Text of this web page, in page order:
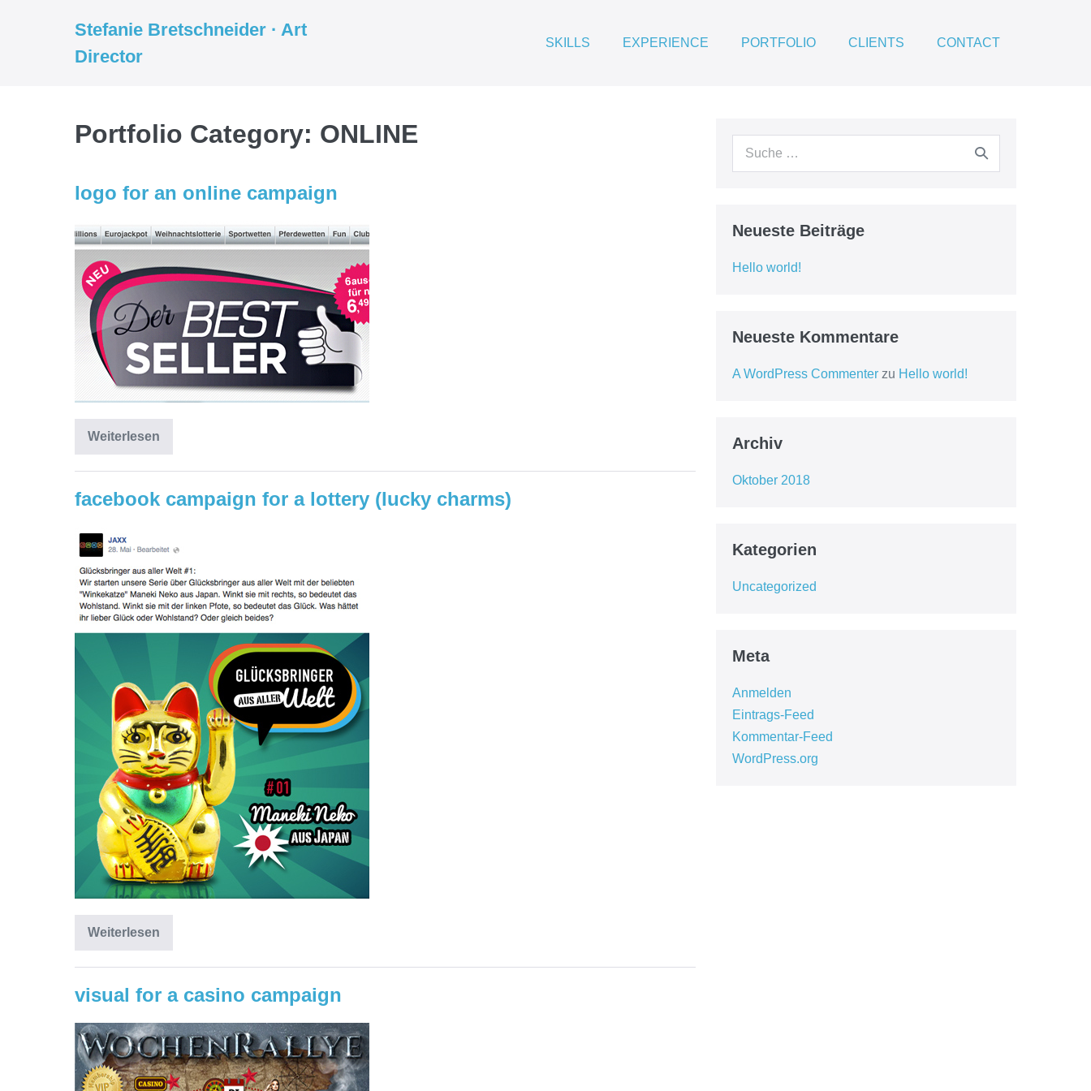
Stefanie Bretschneider · Art
Director
SKILLS EXPERIENCE PORTFOLIO CLIENTS CONTACT
Portfolio Category: ONLINE
logo for an online campaign
Weiterlesen
facebook campaign for a lottery (lucky charms)
Weiterlesen
visual for a casino campaign
Neueste Beiträge
Hello world!
Neueste Kommentare
A WordPress Commenterzu Hello world!
Archiv
Oktober 2018
Kategorien
Uncategorized
Meta
Anmelden
Eintrags-Feed
Kommentar-Feed
WordPress.org